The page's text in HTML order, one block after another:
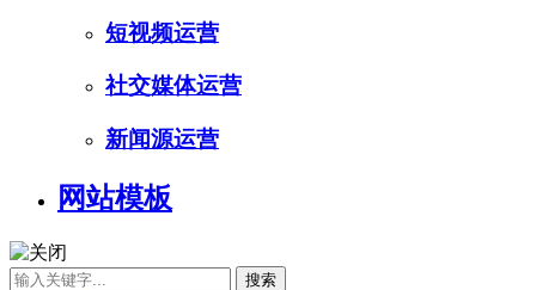
短视频运营
社交媒体运营
新闻源运营
网站模板